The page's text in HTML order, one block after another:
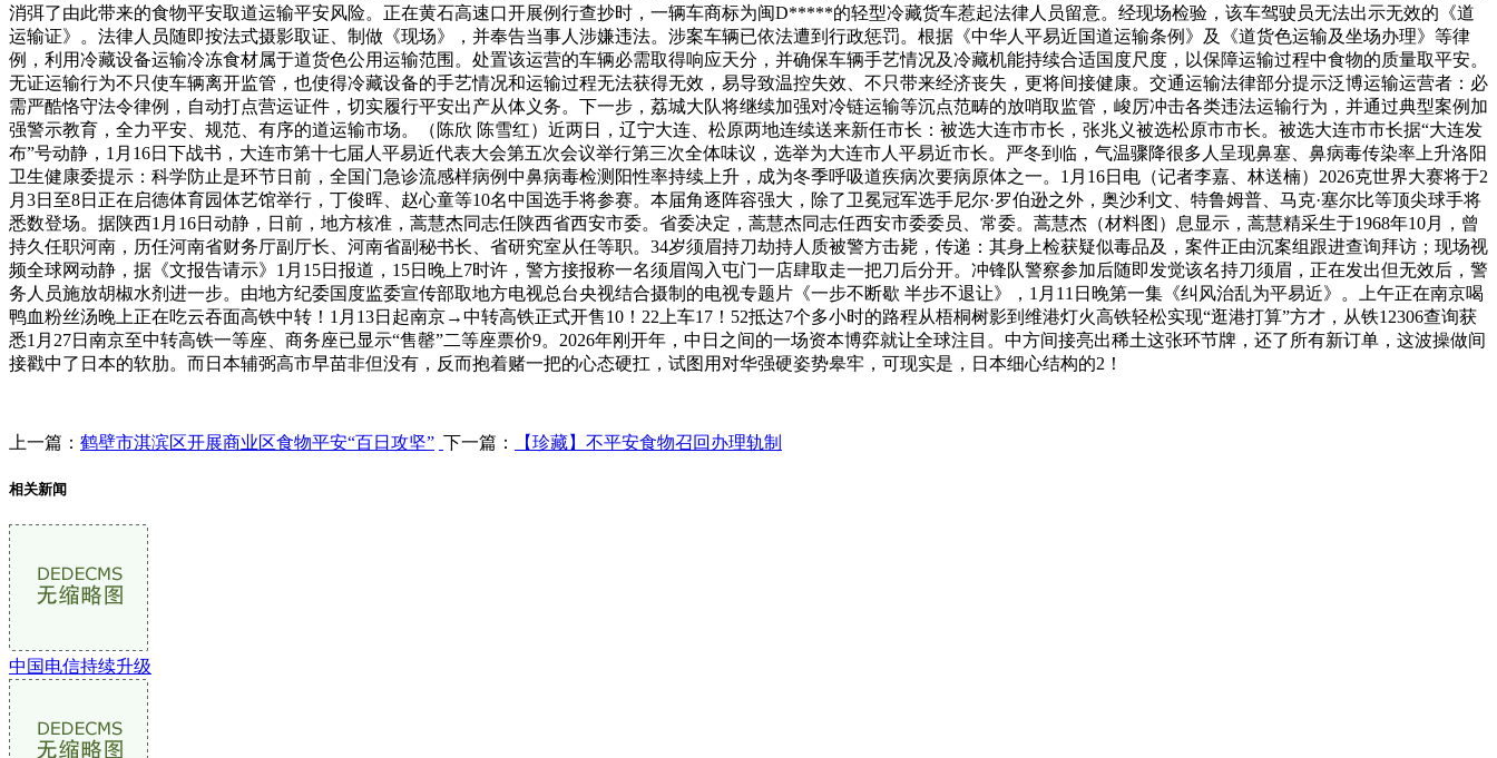
消弭了由此带来的食物平安取道运输平安风险。正在黄石高速口开展例行查抄时，一辆车商标为闽D*****的轻型冷藏货车惹起法律人员留意。经现场检验，该车驾驶员无法出示无效的《道
运输证》。法律人员随即按法式摄影取证、制做《现场》，并奉告当事人涉嫌违法。涉案车辆已依法遭到行政惩罚。根据《中华人平易近国道运输条例》及《道货色运输及坐场办理》等律
例，利用冷藏设备运输冷冻食材属于道货色公用运输范围。处置该运营的车辆必需取得响应天分，并确保车辆手艺情况及冷藏机能持续合适国度尺度，以保障运输过程中食物的质量取平安。
无证运输行为不只使车辆离开监管，也使得冷藏设备的手艺情况和运输过程无法获得无效，易导致温控失效、不只带来经济丧失，更将间接健康。交通运输法律部分提示泛博运输运营者：必
需严酷恪守法令律例，自动打点营运证件，切实履行平安出产从体义务。下一步，荔城大队将继续加强对冷链运输等沉点范畴的放哨取监管，峻厉冲击各类违法运输行为，并通过典型案例加
强警示教育，全力平安、规范、有序的道运输市场。（陈欣 陈雪红）近两日，辽宁大连、松原两地连续送来新任市长：被选大连市市长，张兆义被选松原市市长。被选大连市市长据“大连发
布”号动静，1月16日下战书，大连市第十七届人平易近代表大会第五次会议举行第三次全体味议，选举为大连市人平易近市长。严冬到临，气温骤降很多人呈现鼻塞、鼻病毒传染率上升洛阳
卫生健康委提示：科学防止是环节日前，全国门急诊流感样病例中鼻病毒检测阳性率持续上升，成为冬季呼吸道疾病次要病原体之一。1月16日电（记者李嘉、林送楠）2026克世界大赛将于2
月3日至8日正在启德体育园体艺馆举行，丁俊晖、赵心童等10名中国选手将参赛。本届角逐阵容强大，除了卫冕冠军选手尼尔·罗伯逊之外，奥沙利文、特鲁姆普、马克·塞尔比等顶尖球手将
悉数登场。据陕西1月16日动静，日前，地方核准，蒿慧杰同志任陕西省西安市委。省委决定，蒿慧杰同志任西安市委委员、常委。蒿慧杰（材料图）息显示，蒿慧精采生于1968年10月，曾
持久任职河南，历任河南省财务厅副厅长、河南省副秘书长、省研究室从任等职。34岁须眉持刀劫持人质被警方击毙，传递：其身上检获疑似毒品及，案件正由沉案组跟进查询拜访；现场视
频全球网动静，据《文报告请示》1月15日报道，15日晚上7时许，警方接报称一名须眉闯入屯门一店肆取走一把刀后分开。冲锋队警察参加后随即发觉该名持刀须眉，正在发出但无效后，警
务人员施放胡椒水剂进一步。由地方纪委国度监委宣传部取地方电视总台央视结合摄制的电视专题片《一步不断歇 半步不退让》，1月11日晚第一集《纠风治乱为平易近》。上午正在南京喝
鸭血粉丝汤晚上正在吃云吞面高铁中转！1月13日起南京→中转高铁正式开售10！22上车17！52抵达7个多小时的路程从梧桐树影到维港灯火高铁轻松实现“逛港打算”方才，从铁12306查询获
悉1月27日南京至中转高铁一等座、商务座已显示“售罄”二等座票价9。2026年刚开年，中日之间的一场资本博弈就让全球注目。中方间接亮出稀土这张环节牌，还了所有新订单，这波操做间
接戳中了日本的软肋。而日本辅弼高市早苗非但没有，反而抱着赌一把的心态硬扛，试图用对华强硬姿势皋牢，可现实是，日本细心结构的2！
上一篇： 鹤壁市淇滨区开展商业区食物平安“百日攻坚” 下一篇： 【珍藏】不平安食物召回办理轨制
相关新闻
中国电信持续升级